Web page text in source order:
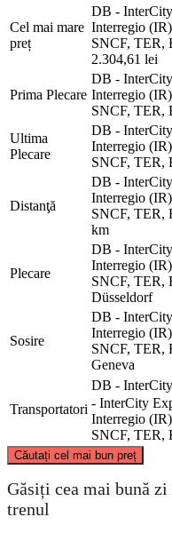
Cel mai mare
preț
DB -
Interregio
SNCF, TER,
2.304,61 lei
Prima Plecare
DB -
Interregio
SNCF, TER,
Ultima
Plecare
DB -
Interregio
SNCF, TER,
Distanţă
DB -
Interregio
SNCF, TER,
km
Plecare
DB -
Interregio
SNCF, TER,
Düsseldorf
Sosire
DB -
Interregio
SNCF, TER,
Geneva
Transportatori
DB -
- InterCity
Interregio
SNCF, TER,
Căutați cel mai bun preț
Găsiți cea mai bună
trenul